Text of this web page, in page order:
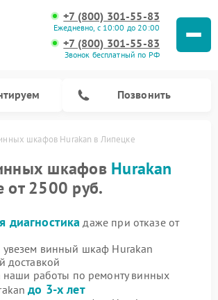
+7 (800) 301-55-83
Ежедневно, с 10:00 до 20:00
+7 (800) 301-55-83
Звонок бесплатный по РФ
Позвонить
шкафов Hurakan в Липецке
шкафов Hurakan
от 2500 руб.
диагностика даже при отказе от
винный шкаф Hurakan
доставкой
наши работы по ремонту винных
до 3-х лет